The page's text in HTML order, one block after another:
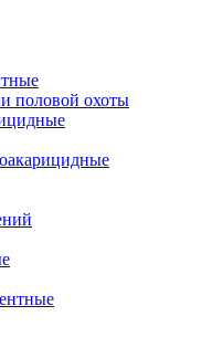
половой охоты